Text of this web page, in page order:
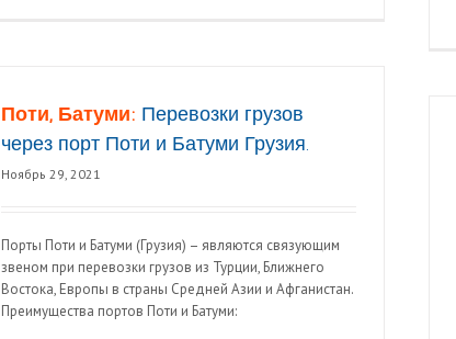
Поти, Батуми: Перевозки грузов
через порт Поти и Батуми Грузия.
Ноябрь 29, 2021
Порты Поти и Батуми (Грузия) – являются связующим
звеном при перевозки грузов из Турции, Ближнего
Востока, Европы в страны Средней Азии и Афганистан.
Преимущества портов Поти и Батуми: